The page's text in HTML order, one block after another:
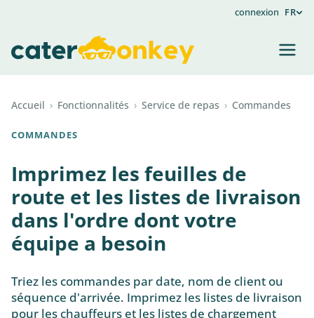
connexion FR
Accueil › Fonctionnalités › Service de repas › Commandes
COMMANDES
Imprimez les feuilles de
route et les listes de livraison
dans l'ordre dont votre
équipe a besoin
Triez les commandes par date, nom de client ou
séquence d'arrivée. Imprimez les listes de livraison
pour les chauffeurs et les listes de chargement